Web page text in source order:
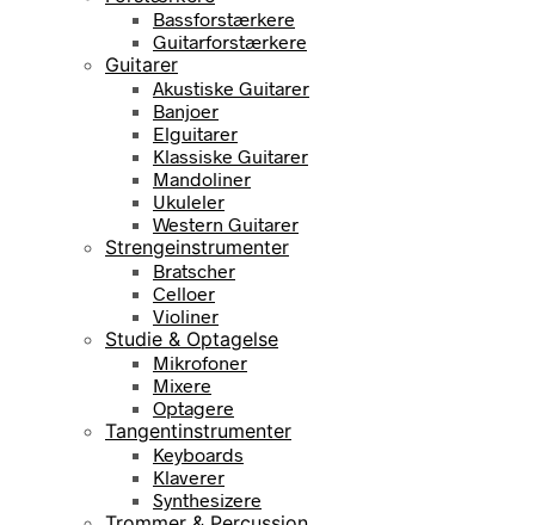
Bassforstærkere
Guitarforstærkere
Guitarer
Akustiske Guitarer
Banjoer
Elguitarer
Klassiske Guitarer
Mandoliner
Ukuleler
Western Guitarer
Strengeinstrumenter
Bratscher
Celloer
Violiner
Studie & Optagelse
Mikrofoner
Mixere
Optagere
Tangentinstrumenter
Keyboards
Klaverer
Synthesizere